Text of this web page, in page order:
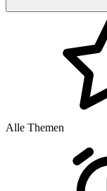
Alle Themen